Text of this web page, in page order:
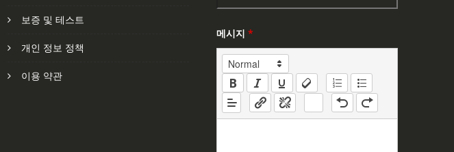
보증 및 테스트
개인 정보 정책
이용 약관
메시지 *